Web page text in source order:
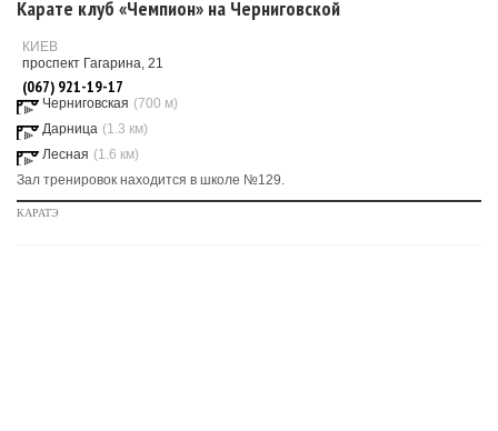
Карате клуб «Чемпион» на Черниговской
КИЕВ
проспект Гагарина, 21
(067) 921-19-17
Черниговская (700 м)
Дарница (1.3 км)
Лесная (1.6 км)
Зал тренировок находится в школе №129.
КАРАТЭ